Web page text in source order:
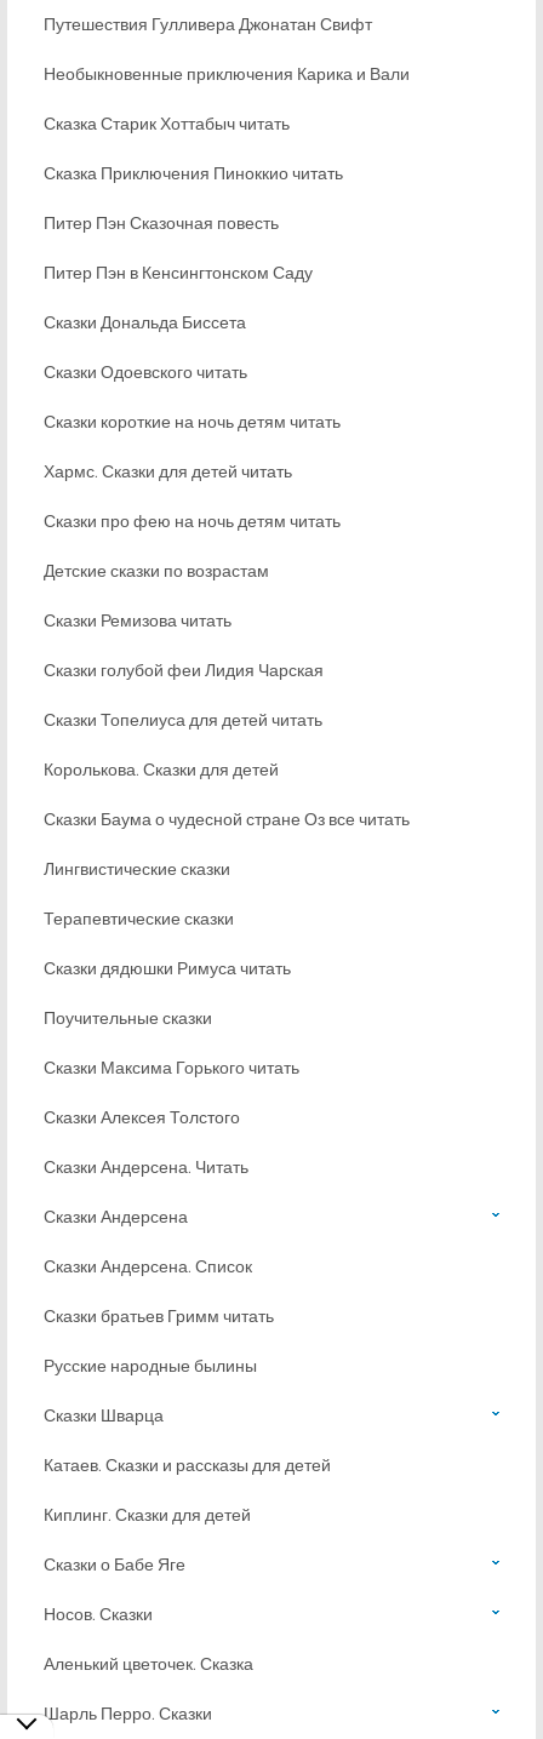
Путешествия Гулливера Джонатан Свифт
Необыкновенные приключения Карика и Вали
Сказка Старик Хоттабыч читать
Сказка Приключения Пиноккио читать
Питер Пэн Сказочная повесть
Питер Пэн в Кенсингтонском Саду
Сказки Дональда Биссета
Сказки Одоевского читать
Сказки короткие на ночь детям читать
Хармс. Сказки для детей читать
Сказки про фею на ночь детям читать
Детские сказки по возрастам
Сказки Ремизова читать
Сказки голубой феи Лидия Чарская
Сказки Топелиуса для детей читать
Королькова. Сказки для детей
Сказки Баума о чудесной стране Оз все читать
Лингвистические сказки
Терапевтические сказки
Сказки дядюшки Римуса читать
Поучительные сказки
Сказки Максима Горького читать
Сказки Алексея Толстого
Сказки Андерсена. Читать
Сказки Андерсена
Сказки Андерсена. Список
Сказки братьев Гримм читать
Русские народные былины
Сказки Шварца
Катаев. Сказки и рассказы для детей
Киплинг. Сказки для детей
Сказки о Бабе Яге
Носов. Сказки
Аленький цветочек. Сказка
Шарль Перро. Сказки